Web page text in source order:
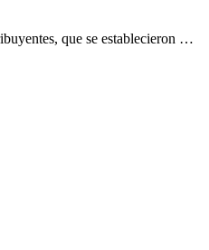
que se establecieron …